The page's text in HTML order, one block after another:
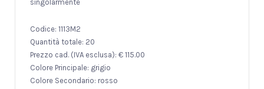
singolarmente
Codice: 1113M2
Quantità totale: 20
Prezzo cad. (IVA esclusa): € 115.00
Colore Principale: grigio
Colore Secondario: rosso